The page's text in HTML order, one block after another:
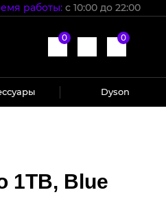
работы: с 10:00 до 22:00
0 0
Dyson
1TB, Blue